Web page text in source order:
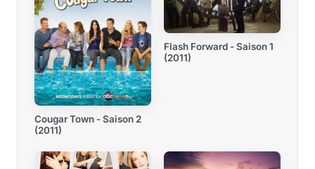
Cougar Town - Saison 2
(2011)
Flash Forward - Saison 1
(2011)